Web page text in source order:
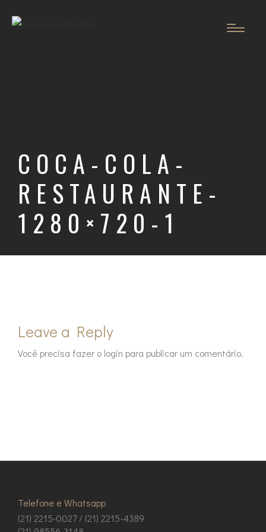
COCA-COLA-
RESTAURANTE-
1280×720-1
Leave a Reply
Você precisa fazer o login para publicar um comentário.
Telefone e Whatsapp
(21) 2215-0027 / (21) 2215-4389